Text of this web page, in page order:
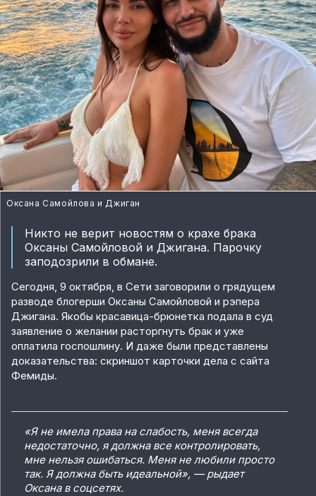
Оксана Самойлова и Джиган
Никто не верит новостям о крахе брака
Оксаны Самойловой и Джигана. Парочку
заподозрили в обмане.
Сегодня, 9 октября, в Сети заговорили о грядущем
разводе блогерши Оксаны Самойловой и рэпера
Джигана. Якобы красавица-брюнетка подала в суд
заявление о желании расторгнуть брак и уже
оплатила госпошлину. И даже были представлены
доказательства: скриншот карточки дела с сайта
Фемиды.
«Я не имела права на слабость, меня всегда
недостаточно, я должна все контролировать,
мне нельзя ошибаться. Меня не любили просто
так. Я должна быть идеальной», — рыдает
Оксана в соцсетях.